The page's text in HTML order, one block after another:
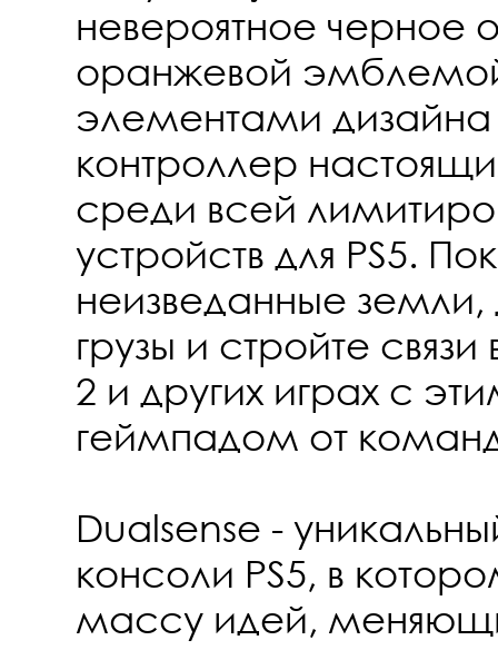
невероятное
оранжевой
элементами дизайна
контроллер
среди всей
устройств для PS5.
неизведанные земли,
грузы и стройте
2 и других играх с
геймпадом от
Dualsense -
консоли PS5, в
массу идей,